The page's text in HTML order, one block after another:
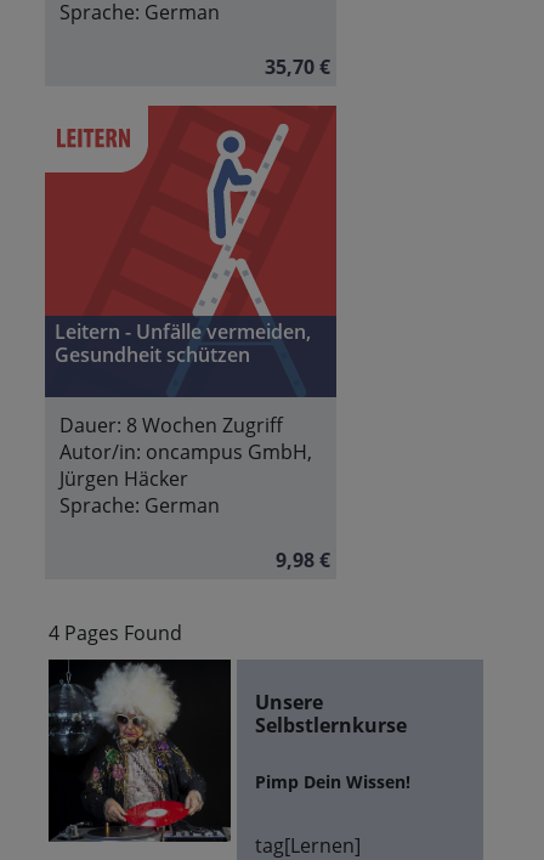
Sprache: German
35,70 €
Leitern - Unfälle vermeiden,
Gesundheit schützen
Dauer: 8 Wochen Zugriff
Autor/in: oncampus GmbH,
Jürgen Häcker
Sprache: German
9,98 €
4 Pages Found
Unsere
Selbstlernkurse
Pimp Dein Wissen!
tag[Lernen]